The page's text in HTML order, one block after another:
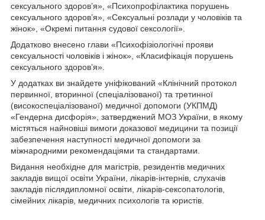
сексуального здоров’я», «Психопрофілактика порушень
сексуального здоров’я», «Сексуальні розлади у чоловіків та
жінок», «Окремі питання судової сексології».
Додатково внесено глави «Психофізіологічні прояви
сексуальності чоловіків і жінок», «Класифікація порушень
сексуального здоров’я».
У додатках ви знайдете уніфікований «Клінічний протокол
первинної, вторинної (спеціалізованої) та третинної
(високоспеціалізованої) медичної допомоги (УКПМД)
«Гендерна дисфорія», затверджений МОЗ України, в якому
містяться найновіші вимоги доказової медицини та позиції
забезпечення наступності медичної допомоги за
міжнародними рекомендаціями та стандартами.
Видання необхідне для магістрів, резидентів медичних
закладів вищої освіти України, лікарів-інтернів, слухачів
закладів післядипломної освіти, лікарів-сексопатологів,
сімейних лікарів, медичних психологів та юристів.